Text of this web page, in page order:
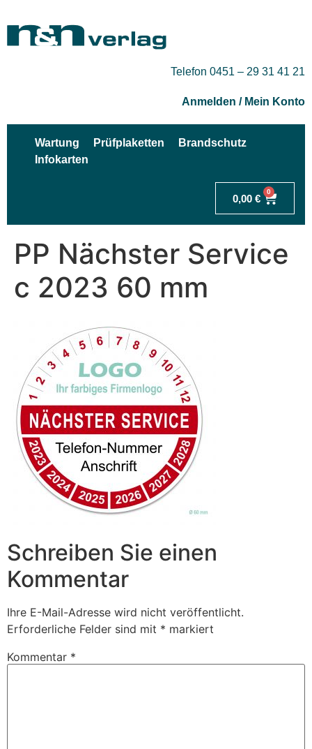
Telefon 0451 – 29 31 41 21
Anmelden / Mein Konto
Wartung Prüfplaketten
Brandschutz
Infokarten
0,00 €
0
PP Nächster Service
c 2023 60 mm
Schreiben Sie einen
Kommentar
Ihre E-Mail-Adresse wird nicht veröffentlicht.
Erforderliche Felder sind mit * markiert
Kommentar *